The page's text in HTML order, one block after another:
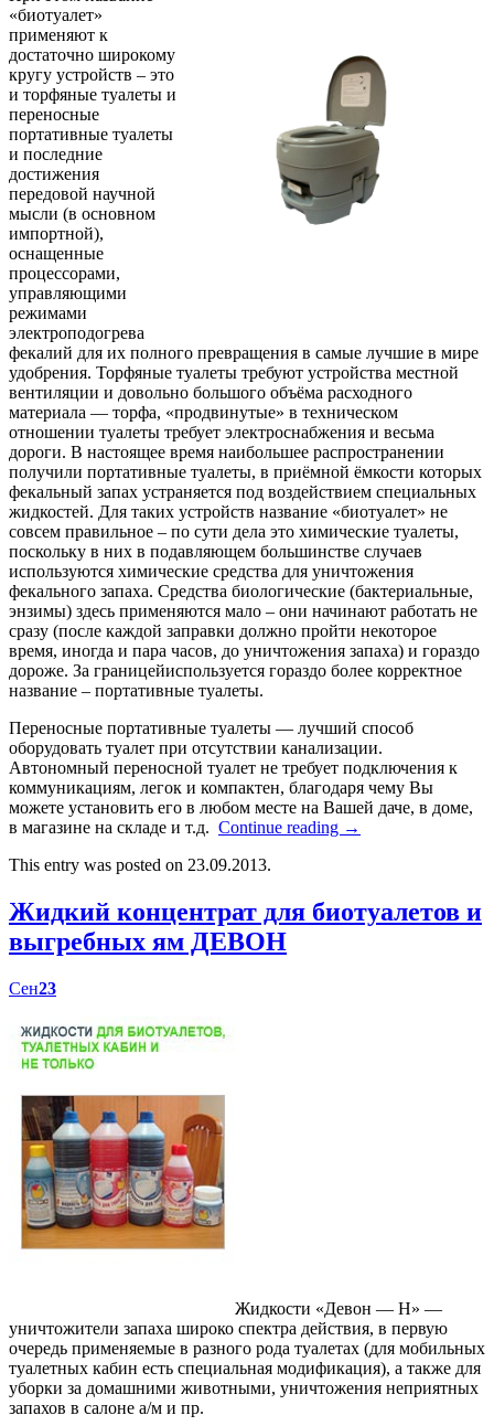
«биотуалет»
применяют к
достаточно широкому
кругу устройств – это
и торфяные туалеты и
переносные
портативные туалеты
и последние
достижения
передовой научной
мысли (в основном
импортной),
оснащенные
процессорами,
управляющими
режимами
электроподогрева
фекалий для их полного превращения в самые лучшие в мире
удобрения. Торфяные туалеты требуют устройства местной
вентиляции и довольно большого объёма расходного
материала — торфа, «продвинутые» в техническом
отношении туалеты требует электроснабжения и весьма
дороги. В настоящее время наибольшее распространении
получили портативные туалеты, в приёмной ёмкости которых
фекальный запах устраняется под воздействием специальных
жидкостей. Для таких устройств название «биотуалет» не
совсем правильное – по сути дела это химические туалеты,
поскольку в них в подавляющем большинстве случаев
используются химические средства для уничтожения
фекального запаха. Средства биологические (бактериальные,
энзимы) здесь применяются мало – они начинают работать не
сразу (после каждой заправки должно пройти некоторое
время, иногда и пара часов, до уничтожения запаха) и гораздо
дороже. За границейиспользуется гораздо более корректное
название – портативные туалеты.
Переносные портативные туалеты — лучший способ
оборудовать туалет при отсутствии канализации.
Автономный переносной туалет не требует подключения к
коммуникациям, легок и компактен, благодаря чему Вы
можете установить его в любом месте на Вашей даче, в доме,
в магазине на складе и т.д. Continue reading →
This entry was posted on 23.09.2013.
Жидкий концентрат для биотуалетов и
выгребных ям ДЕВОН
Сен23
Жидкости «Девон — Н» —
уничтожители запаха широко спектра действия, в первую
очередь применяемые в разного рода туалетах (для мобильных
туалетных кабин есть специальная модификация), а также для
уборки за домашними животными, уничтожения неприятных
запахов в салоне а/м и пр.